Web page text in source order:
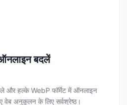
बदलें
और हल्के WebP फॉर्मेट में ऑनलाइन
वेब अनुकूलन के लिए सर्वश्रेष्ठ।